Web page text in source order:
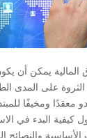
المالية يمكن أن
الثروة على المدى
معقدًا ومخيفًا
كيفية البدء في
والنصائح